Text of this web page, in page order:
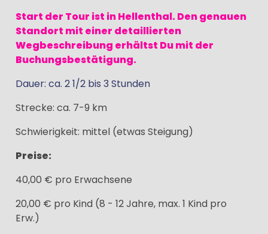
Start der Tour ist in Hellenthal. Den genauen
Standort mit einer detaillierten
Wegbeschreibung erhältst Du mit der
Buchungsbestätigung.
Dauer: ca. 2 1/2 bis 3 Stunden
Strecke: ca. 7-9 km
Schwierigkeit: mittel (etwas Steigung)
Preise:
40,00 € pro Erwachsene
20,00 € pro Kind (8 - 12 Jahre, max. 1 Kind pro
Erw.)